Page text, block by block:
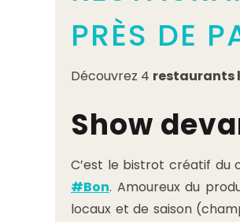
PRÈS DE
Découvrez 4 restaurants
Show
C’est le bistrot créatif du
#Bon. Amoureux du
locaux et de saison